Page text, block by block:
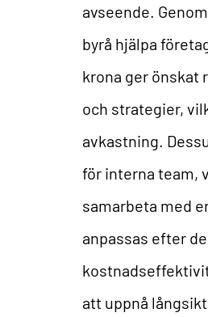
avseende.
byrå hjälpa
krona ger önskat
och strategier,
avkastning.
för interna team,
samarbeta med
anpassas efter
att uppnå